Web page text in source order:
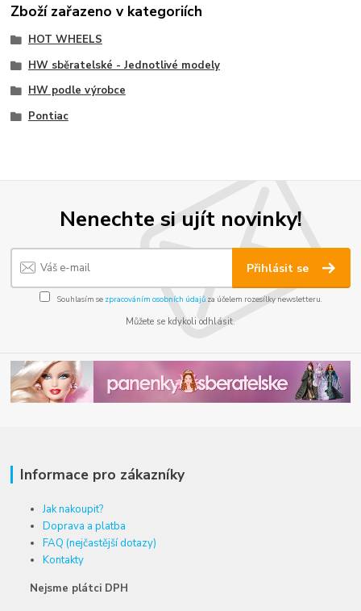
Zboží zařazeno v kategoriích
HOT WHEELS
HW sběratelské - Jednotlivé modely
HW podle výrobce
Pontiac
Nenechte si ujít novinky!
Přihlásit se
Souhlasím se zpracováním osobních údajůza účelem rozesílky newsletteru.
Můžete se kdykoli odhlásit.
Informace pro zákazníky
Jak nakoupit?
Doprava a platba
FAQ (nejčastější dotazy)
Kontakty
Nejsme plátci DPH